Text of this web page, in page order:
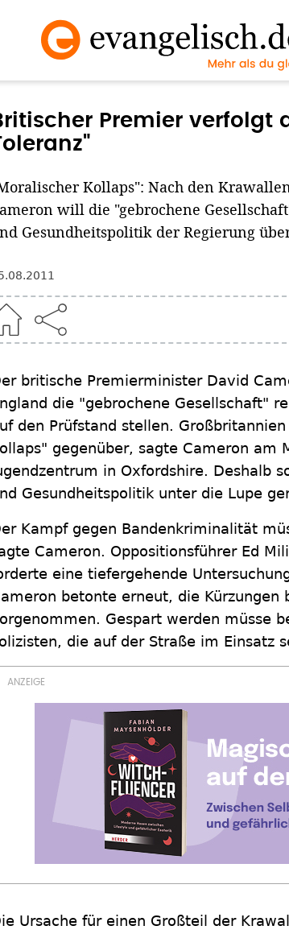
Premier verfolgt
Kollaps": Nach den
will die "gebrochene
Gesundheitspolitik der Regierung
britische Premierminister David
die "gebrochene Gesellschaft"
den Prüfstand stellen.
gegenüber, sagte Cameron am
in Oxfordshire. Deshalb
Gesundheitspolitik unter die Lupe
Kampf gegen Bandenkriminalität
Cameron. Oppositionsführer Ed
eine tiefergehende
betonte erneut, die
Gespart werden müsse
die auf der Straße im Einsatz
Ursache für einen Großteil der